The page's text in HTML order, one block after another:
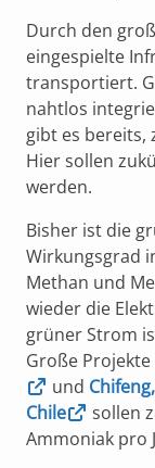
Durch den
eingespielte
transportiert.
nahtlos
gibt es bereits,
Hier sollen
werden.
Bisher ist die
Wirkungsgrad
Methan und
wieder die
grüner Strom
Große
und
Chile
sollen
Ammoniak pro